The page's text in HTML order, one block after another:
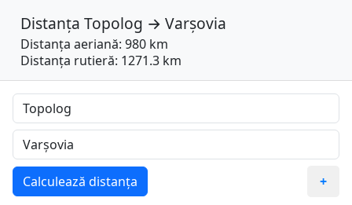
Distanța Topolog → Varşovia
Distanța aeriană: 980 km
Distanța rutieră: 1271.3 km
Calculează distanța +